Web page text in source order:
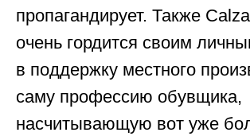
пропагандирует. Также
очень гордится своим
в поддержку местного
саму профессию обувщика,
насчитывающую вот уже